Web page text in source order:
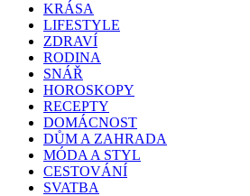
KRÁSA
LIFESTYLE
ZDRAVÍ
RODINA
SNÁŘ
HOROSKOPY
RECEPTY
DOMÁCNOST
DŮM A ZAHRADA
MÓDA A STYL
CESTOVÁNÍ
SVATBA